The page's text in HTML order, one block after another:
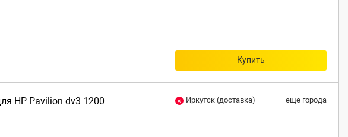
Купить
HP Pavilion dv3-1200 Иркутск (доставка) еще города